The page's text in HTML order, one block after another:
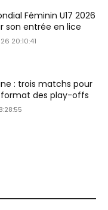
Féminin U17 2026
son entrée en lice
20:10:41
: trois matchs pour
des play-offs